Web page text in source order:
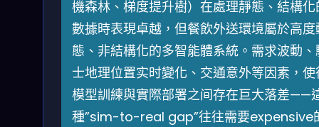
機森林、梯度提升樹）在處理靜態、結構化
數據時表現卓越，但餐飲外送環境屬於高度
態、非結構化的多智能體系統。需求波動、
士地理位置实时變化、交通意外等因素，使
模型訓練與實際部署之间存在巨大落差——
種”sim-to-real gap”往往需要expensive